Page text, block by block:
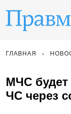
ГЛАВНАЯ
МЧС будет
ЧС через